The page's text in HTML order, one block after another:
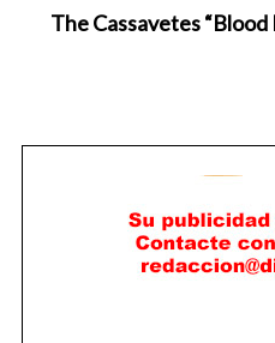
The Cassavetes “Blood